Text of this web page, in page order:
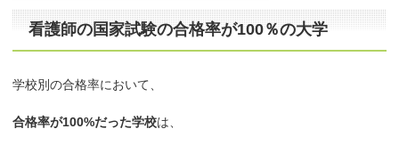
看護師の国家試験の合格率が100％の大学
学校別の合格率において、
合格率が100%だった学校は、